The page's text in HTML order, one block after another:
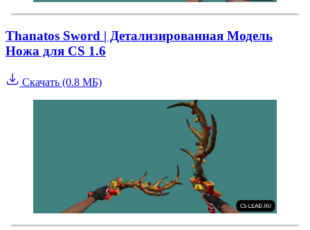
Thanatos Sword | Детализированная Модель
Ножа для CS 1.6
Скачать (0.8 МБ)